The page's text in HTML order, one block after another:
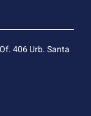
406 Urb. Santa